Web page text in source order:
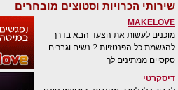
שירותי הכרויות וסטוצים מובחרים
MAKELOVE
מוכנים לעשות את הצעד הבא בדרך
להגשמת כל הפנטזיות ? נשים וגברים
סקסיים ממתינים לך
דיסקרטי